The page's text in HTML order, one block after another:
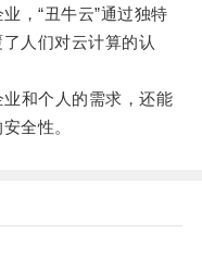
，“丑牛云”通过独特
人们对云计算的认
和个人的需求，还能
全性。